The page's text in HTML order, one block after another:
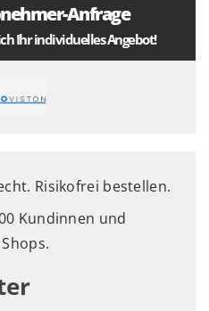
Anfrage
Ihr individuelles Angebot!
Risikofrei bestellen.
Kundinnen und